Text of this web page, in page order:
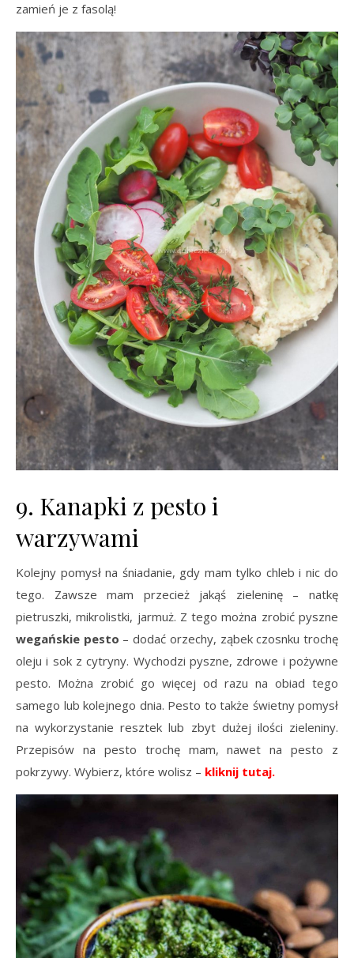
zamień je z fasolą!
9. Kanapki z pesto i
warzywami
Kolejny pomysł na śniadanie, gdy mam tylko chleb i nic do
tego. Zawsze mam przecież jakąś zieleninę – natkę
pietruszki, mikrolistki, jarmuż. Z tego można zrobić pyszne
wegańskie pesto – dodać orzechy, ząbek czosnku trochę
oleju i sok z cytryny. Wychodzi pyszne, zdrowe i pożywne
pesto. Można zrobić go więcej od razu na obiad tego
samego lub kolejnego dnia. Pesto to także świetny pomysł
na wykorzystanie resztek lub zbyt dużej ilości zieleniny.
Przepisów na pesto trochę mam, nawet na pesto z
pokrzywy. Wybierz, które wolisz – kliknij tutaj.